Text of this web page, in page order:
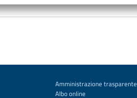
Amministrazione trasparente
Albo online